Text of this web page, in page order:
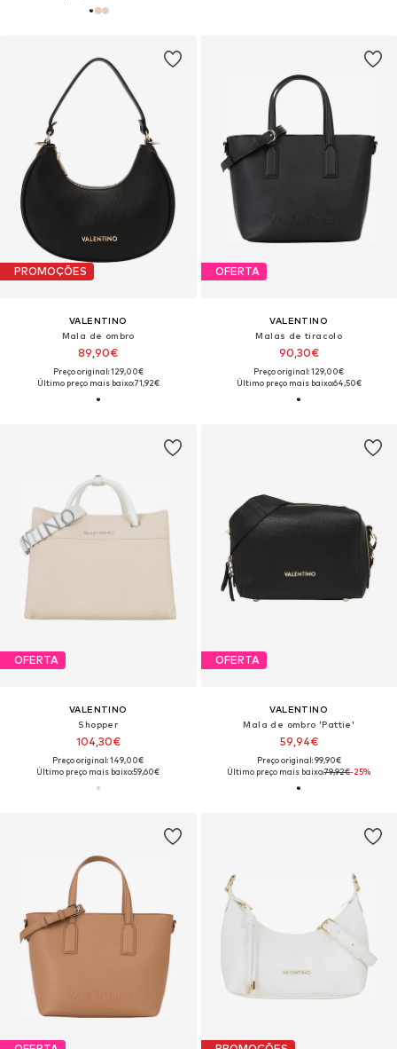
PROMOÇÕES
VALENTINO
Mala de ombro
89,90€
Preço original: 129,00€
Último preço mais baixo:71,92€
OFERTA
VALENTINO
Malas de tiracolo
90,30€
Preço original: 129,00€
Último preço mais baixo:64,50€
OFERTA
VALENTINO
Shopper
104,30€
Preço original: 149,00€
Último preço mais baixo:59,60€
OFERTA
VALENTINO
Mala de ombro 'Pattie'
59,94€
Preço original: 99,90€
Último preço mais baixo:79,92€-25%